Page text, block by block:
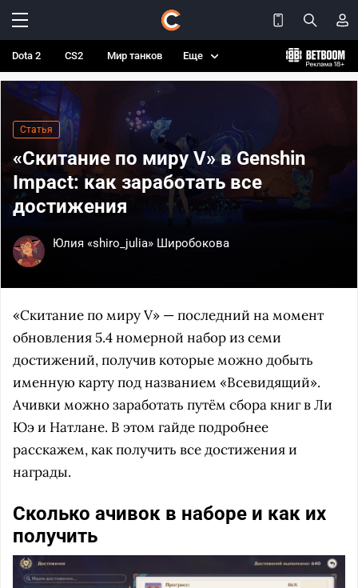
Dota 2 CS2 Мир танков Еще
Статья
«Скитание по миру V» в Genshin
Impact: как заработать все
достижения
Юлия «shiro_julia» Широбокова
«Скитание по миру V» — последний на момент
обновления 5.4 номерной набор из семи
достижений, получив которые можно добыть
именную карту под названием «Всевидящий».
Ачивки можно заработать путём сбора книг в Ли
Юэ и Натлане. В этом гайде подробнее
расскажем, как получить все достижения и
награды.
Сколько ачивок в наборе и как их
получить